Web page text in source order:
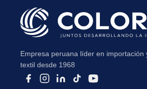
Empresa peruana líder en importación
textil desde 1968